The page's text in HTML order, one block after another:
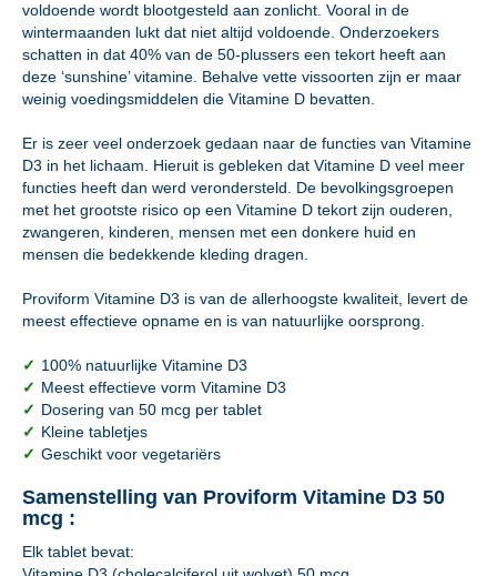
voldoende wordt blootgesteld aan zonlicht. Vooral in de
wintermaanden lukt dat niet altijd voldoende. Onderzoekers
schatten in dat 40% van de 50-plussers een tekort heeft aan
deze ‘sunshine’ vitamine. Behalve vette vissoorten zijn er maar
weinig voedingsmiddelen die Vitamine D bevatten.
Er is zeer veel onderzoek gedaan naar de functies van Vitamine
D3 in het lichaam. Hieruit is gebleken dat Vitamine D veel meer
functies heeft dan werd verondersteld. De bevolkingsgroepen
met het grootste risico op een Vitamine D tekort zijn ouderen,
zwangeren, kinderen, mensen met een donkere huid en
mensen die bedekkende kleding dragen.
Proviform Vitamine D3 is van de allerhoogste kwaliteit, levert de
meest effectieve opname en is van natuurlijke oorsprong.
✓ 100% natuurlijke Vitamine D3
✓ Meest effectieve vorm Vitamine D3
✓ Dosering van 50 mcg per tablet
✓ Kleine tabletjes
✓ Geschikt voor vegetariërs
Samenstelling van Proviform Vitamine D3 50
mcg :
Elk tablet bevat: